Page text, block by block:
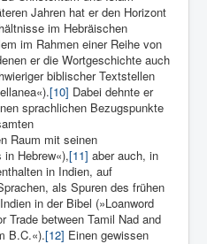
Jahren hat er den Horizont
im Hebräischen
im Rahmen einer Reihe von
er die Wortgeschichte auch
biblischer Textstellen
[10] Dabei dehnte er
sprachlichen Bezugspunkte
Raum mit seinen
in Hebrew«),[11] aber auch, in
in Indien, auf
als Spuren des frühen
in der Bibel (»Loanword
Trade between Tamil Nad and
B.C.«).[12] Einen gewissen